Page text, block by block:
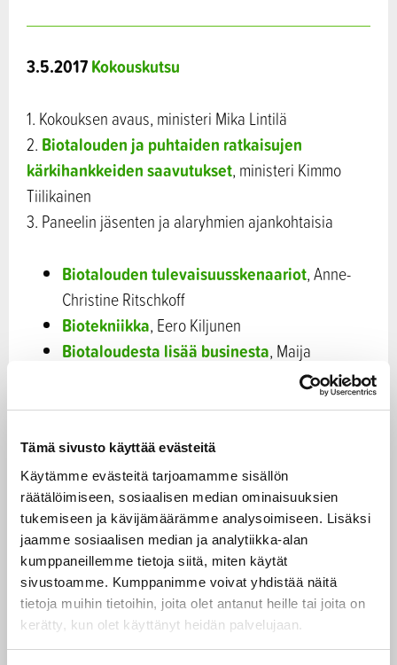
Tämä sivusto käyttää evästeitä
Käytämme evästeitä tarjoamamme sisällön
räätälöimiseen, sosiaalisen median ominaisuuksien
tukemiseen ja kävijämäärämme analysoimiseen. Lisäksi
jaamme sosiaalisen median ja analytiikka-alan
kumppaneillemme tietoja siitä, miten käytät
sivustoamme. Kumppanimme voivat yhdistää näitä
tietoja muihin tietoihin, joita olet antanut heille tai joita on
kerätty, kun olet käyttänyt heidän palvelujaan.
3.5.2017Kokouskutsu
1. Kokouksen avaus, ministeri Mika Lintilä
2. Biotalouden ja puhtaiden ratkaisujen
kärkihankkeiden saavutukset, ministeri Kimmo
Tiilikainen
3. Paneelin jäsenten ja alaryhmien ajankohtaisia
Biotalouden tulevaisuusskenaariot, Anne-
Christine Ritschkoff
Biotekniikka, Eero Kiljunen
Biotaloudesta lisää businesta, Maija
, Christine Hagström-Näsi
4. Muut asiat
Suomen ja muiden maiden strategiat ja EU:n
biotalousstrategian päivityksen tilanne, Liisa
Saarenmaa
4.10.2016 Kokouskutsu